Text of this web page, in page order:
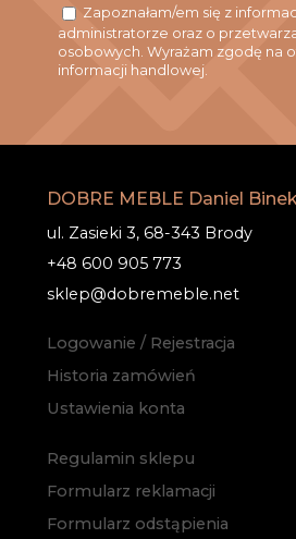
Zapoznałam/em się z
administratorze oraz o
osobowych. Wyrażam zgodę na
informacji handlowej.
DOBRE MEBLE Daniel
ul. Zasieki 3, 68-343 Brody
+48 600 905 773
sklep@dobremeble.net
Logowanie / Rejestracja
Historia zamówień
Ustawienia konta
Regulamin sklepu
Formularz reklamacji
Formularz odstąpienia